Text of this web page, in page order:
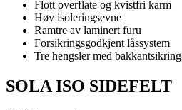
Flott overflate og kvistfri karm
Høy isoleringsevne
Ramtre av laminert furu
Forsikringsgodkjent låssystem
Tre hengsler med bakkantsikring
SOLA ISO SIDEFELT